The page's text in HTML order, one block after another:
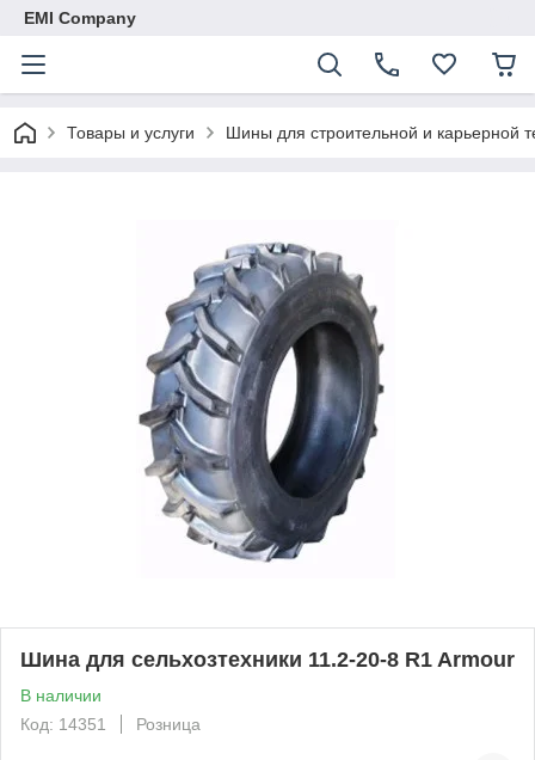
EMI Company
Товары и услуги Шины для строительной и карьерной
Шина для сельхозтехники 11.2-20-8 R1 Armour
В наличии
Код: 14351
Розница